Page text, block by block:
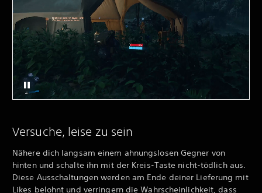
Versuche, leise zu sein
Nähere dich langsam einem ahnungslosen Gegner von
hinten und schalte ihn mit der Kreis-Taste nicht-tödlich aus.
Diese Ausschaltungen werden am Ende deiner Lieferung mit
Likes belohnt und verringern die Wahrscheinlichkeit, dass